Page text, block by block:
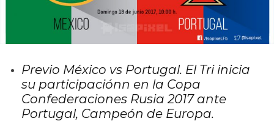
Previo México vs Portugal. El Tri inicia
su participaciónn en la Copa
Confederaciones Rusia 2017 ante
Portugal, Campeón de Europa.